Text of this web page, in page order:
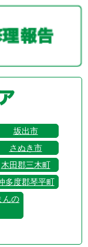
坂出市
さぬき市
木田郡三木町
多度郡琴平町
んの